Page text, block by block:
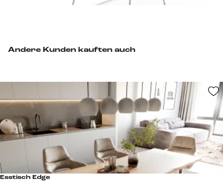
Andere Kunden kauften auch
Esstisch Edge